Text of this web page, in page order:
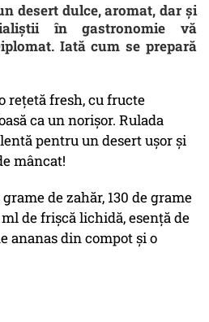
desert dulce, aromat, dar și
în gastronomie vă
Iată cum se prepară
rețetă fresh, cu fructe
ca un norișor. Rulada
pentru un desert ușor și
mâncat!
de zahăr, 130 de grame
de frișcă lichidă, esență de
ananas din compot și o